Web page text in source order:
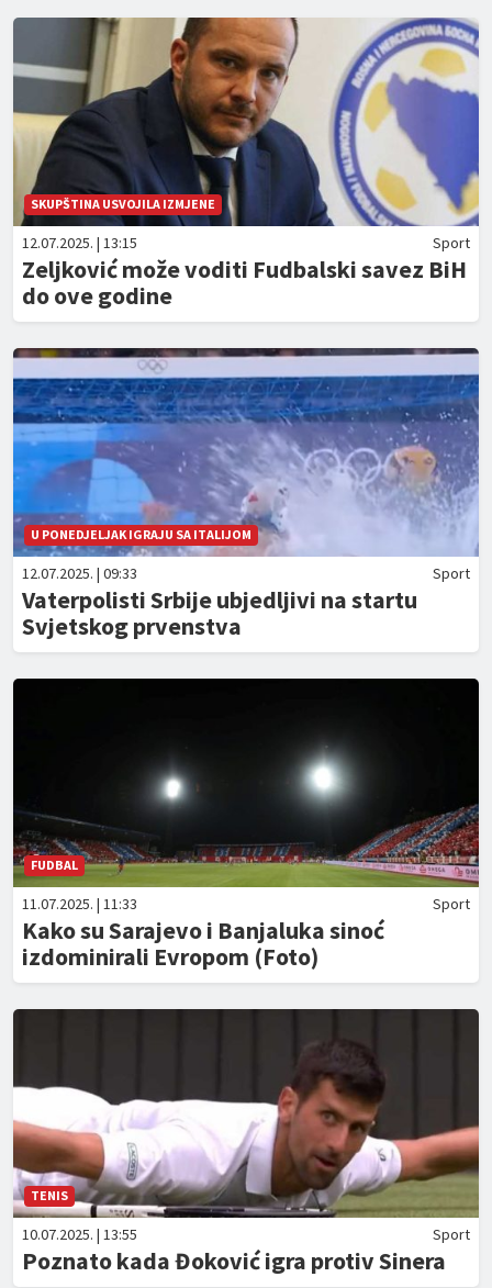
SKUPŠTINA USVOJILA IZMJENE
12.07.2025. | 13:15 Sport
Zeljković može voditi Fudbalski savez BiH
do ove godine
U PONEDJELJAK IGRAJU SA ITALIJOM
12.07.2025. | 09:33 Sport
Vaterpolisti Srbije ubjedljivi na startu
Svjetskog prvenstva
FUDBAL
11.07.2025. | 11:33 Sport
Kako su Sarajevo i Banjaluka sinoć
izdominirali Evropom (Foto)
TENIS
10.07.2025. | 13:55 Sport
Poznato kada Đoković igra protiv Sinera